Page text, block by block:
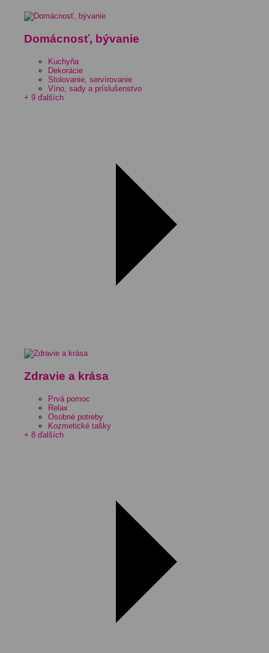
Domácnosť, bývanie
Kuchyňa
Dekorácie
Stolovanie, servírovanie
Víno, sady a príslušenstvo
+ 9 ďalších
Zdravie a krása
Prvá pomoc
Relax
Osobné potreby
Kozmetické tašky
+ 8 ďalších